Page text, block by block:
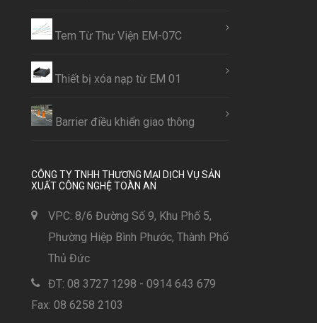
Tem Từ Thư Viện EM-07C
Thiết bị xóa nạp từ EM 01
Barrier điều khiển giao thông
CÔNG TY TNHH THƯƠNG MẠI DỊCH VỤ SẢN
XUẤT CÔNG NGHỆ TOÀN AN
VPC: 8/6 Đường Số 9, Khu Phố 5,
Phường Hiệp Bình Phước, Thành Phố
Thủ Đức
ĐT: 08 3727 1298 - 0914 643 679
Fax: 08 6258 2103